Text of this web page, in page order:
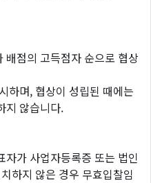
배점의 고득점자 순으로 협상
하며, 협상이 성립된 때에는
지 않습니다.
자가 사업자등록증 또는 법인
하지 않은 경우 무효입찰임